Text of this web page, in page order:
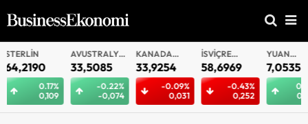
AVUSTRALYA
DOLARI
33,5085
-0.22%
-0,074
KANADA
DOLARI
33,9254
-0.09%
0,031
İSVIÇRE
FRANKI
58,6969
-0.43%
0,252
YUAN
OFFSHORE
7,0535
0.04%
0,003
YUAN